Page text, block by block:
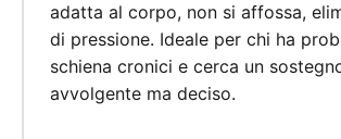
adatta al corpo, non si affossa,
di pressione. Ideale per chi ha
schiena cronici e cerca un
avvolgente ma deciso.